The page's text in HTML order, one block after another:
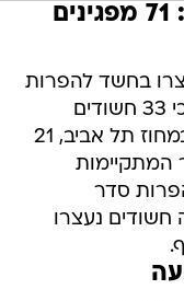
18:49 | המשטרה מעדכנת: 71 מפגינים
מפגינים נעצרו בחשד להפרות
סדר, 45 מהם שוחררו. עוד נמסר כי 33 חשודים
נעצרו בהפרות סדר המתקיימות במחוז תל אביב, 21
המתקיימות
בהפרות סדר
חשודים נעצרו